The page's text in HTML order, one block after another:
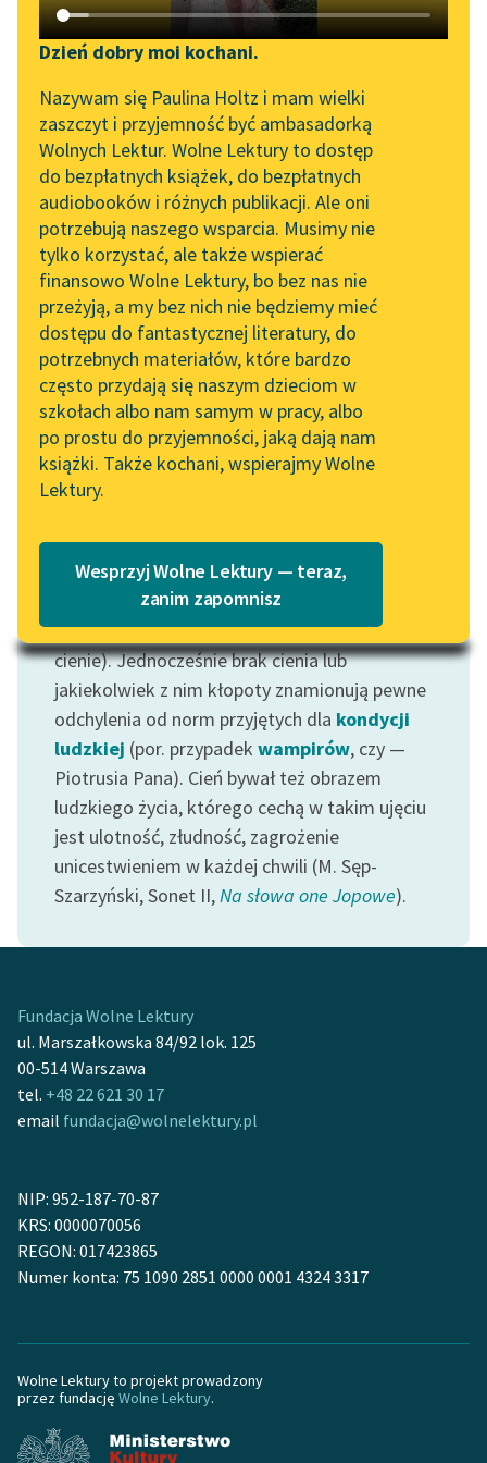
Katalog DAISY
Podkasty o książkach
Zgłoś brak utworu
Aktualności
„Prokurator Alicja Horn”
do słuchania
Byliśmy częścią AI Impact
Lab
Zapraszamy na spotkanie
online z tłumaczkami
literatury skandynawskiej
Spotkanie z Katarzyną
Tunkiel w Oslo
102. lata temu zmarł
Joseph Conrad
Lektury szkolne i klasyka
literatury do słuchania dla
uczennic i uczniów z
niepełnosprawnościami
E-kolekcja lektur
szkolnych i literatury do
słuchania dla uczennic i
uczniów z
niepełnosprawnościami
Feministyczne inspiracje.
Popularyzacja
feministycznej
Kolekcje edukacyjne
twórców przechodzących
do domeny publicznej,
lektur szkolnych oraz
Starego Testamentu
Szkoła Poezji Wolnych
Lektur
Narzędzia
Mapa Wolnych Lektur
Leśmianator
Przewodnik dla piszących i
czytających
API
OAI-PMH
Widget Wolnych Lektur
Przypisy
Katalog w formacie PDF
Kontakt
O projekcie
Zespół
Dzień dobry moi kochani.
Nazywam się Paulina Holtz i mam wielki
zaszczyt i przyjemność być ambasadorką
Wolnych Lektur. Wolne Lektury to dostęp
do bezpłatnych książek, do bezpłatnych
audiobooków i różnych publikacji. Ale oni
potrzebują naszego wsparcia. Musimy nie
tylko korzystać, ale także wspierać
finansowo Wolne Lektury, bo bez nas nie
przeżyją, a my bez nich nie będziemy mieć
dostępu do fantastycznej literatury, do
potrzebnych materiałów, które bardzo
często przydają się naszym dzieciom w
szkołach albo nam samym w pracy, albo
po prostu do przyjemności, jaką dają nam
książki. Także kochani, wspierajmy Wolne
Lektury.
Wesprzyj Wolne Lektury — teraz,
zanim zapomnisz
Stefan Grabiński
Zapuściłem storę i
usiadłszy z powrotem,
zacząłem bezmyślnie
wodzić oczyma po
pokoju… Nagle
postrzegłem na...
Czytaj więcej
Motyw: Cień
jest jednym ze zjawisk, z którymi wiążą się
wyobrażenia na tematsobowtóra(ponieważ
cień natrętnie naśladuje nas, nasze ciało), czy
duszy(np. zmarli bywają określani jako
cienie). Jednocześnie brak cienia lub
jakiekolwiek z nim kłopoty znamionują pewne
odchylenia od norm przyjętych dla kondycji
ludzkiej (por. przypadek wampirów, czy —
Piotrusia Pana). Cień bywał też obrazem
ludzkiego życia, którego cechą w takim ujęciu
jest ulotność, złudność, zagrożenie
unicestwieniem w każdej chwili (M. Sęp-
Szarzyński, Sonet II,Na słowa one Jopowe).
Fundacja Wolne Lektury
ul. Marszałkowska 84/92 lok. 125
00-514 Warszawa
tel. +48 22 621 30 17
email fundacja@wolnelektury.pl
NIP: 952-187-70-87
KRS: 0000070056
REGON: 017423865
Numer konta: 75 1090 2851 0000 0001 4324 3317
Wolne Lektury to projekt prowadzony
przez fundację Wolne Lektury.